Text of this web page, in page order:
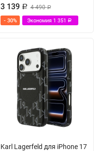
3 139 Р 4 490Р
- 30% Экономия 1 351 Р
Karl Lagerfeld для iPhone 17